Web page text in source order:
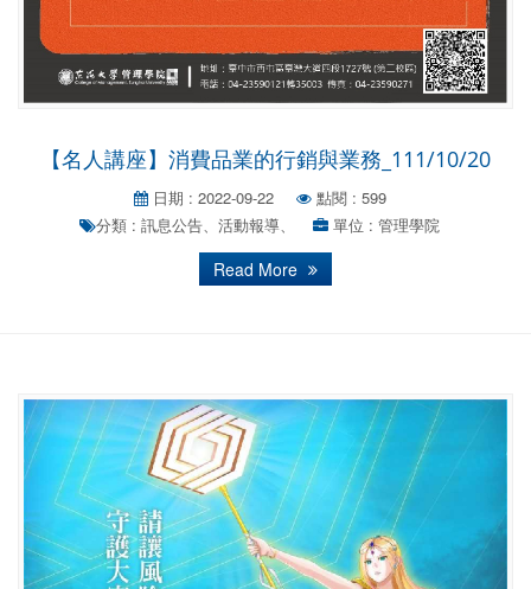
【名人講座】消費品業的行銷與業務_111/10/20
日期 : 2022-09-22
點閱 : 599
分類 : 訊息公告、活動報導、
單位 : 管理學院
Read More